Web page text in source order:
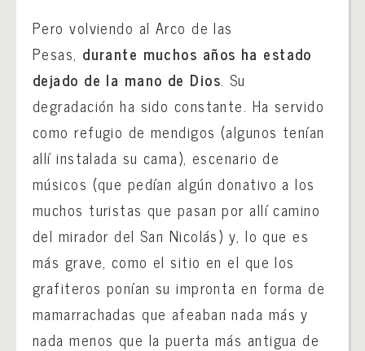
Pero volviendo al Arco de las
Pesas, durante muchos años ha estado
dejado de la mano de Dios. Su
degradación ha sido constante. Ha servido
como refugio de mendigos (algunos tenían
allí instalada su cama), escenario de
músicos (que pedían algún donativo a los
muchos turistas que pasan por allí camino
del mirador del San Nicolás) y, lo que es
más grave, como el sitio en el que los
grafiteros ponían su impronta en forma de
mamarrachadas que afeaban nada más y
nada menos que la puerta más antigua de